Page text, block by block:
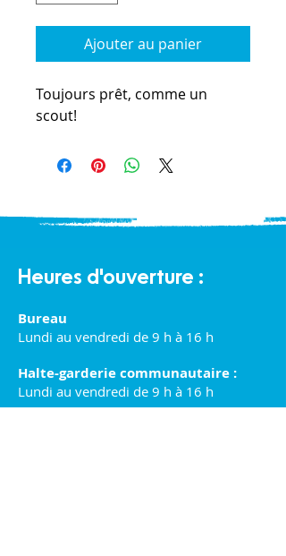
Ajouter au panier
Toujours prêt, comme un
scout!
Heures d'ouverture :
Bureau
Lundi au vendredi de 9 h à 16 h
Halte-garderie communautaire :
Lundi au vendredi de 9 h à 16 h